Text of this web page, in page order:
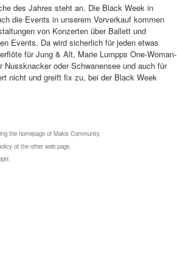
des Jahres steht an. Die Black Week in
die Events in unserem Vorverkauf kommen
von Konzerten über Ballett und
Events. Da wird sicherlich für jeden etwas
für Jung & Alt, Marie Lumpps One-Woman-
oder Schwanensee und auch für
nicht und greift fix zu, bei der Black Week
the homepage of Makis Community.
of the other web page.